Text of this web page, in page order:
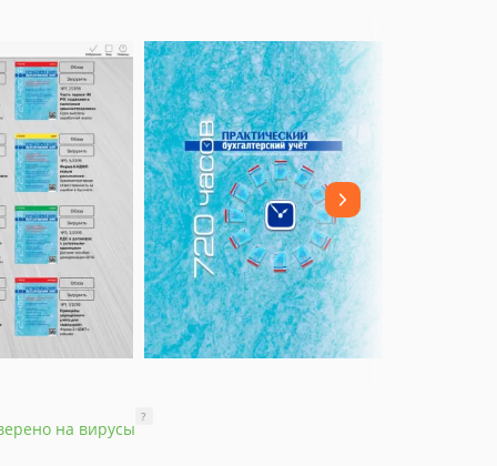
на вирусы
?